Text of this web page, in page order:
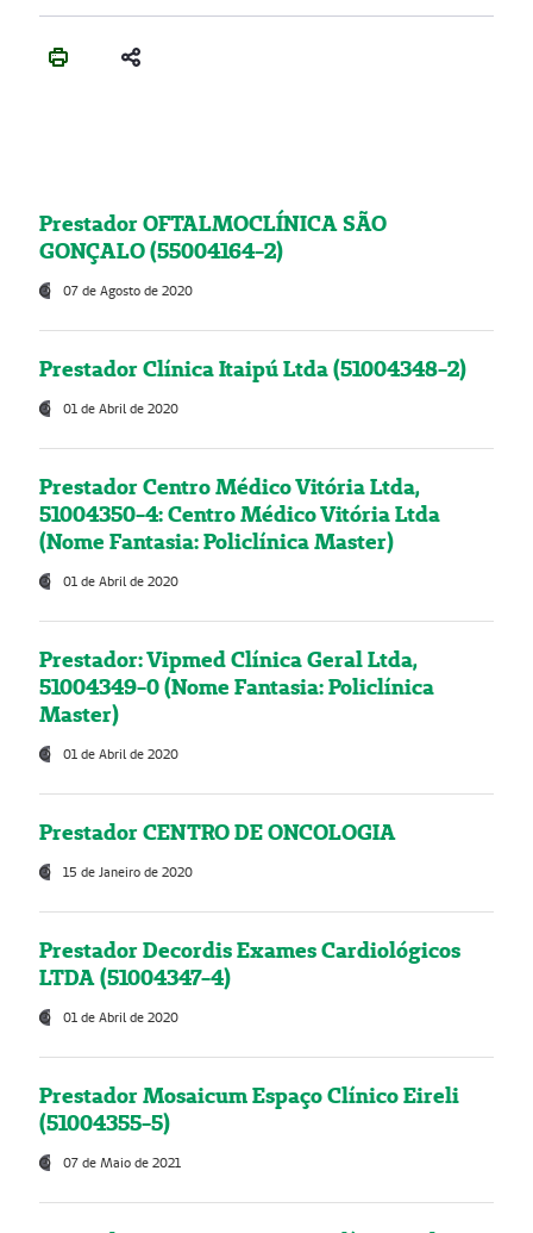
Prestador OFTALMOCLÍNICA SÃO
GONÇALO (55004164-2)
07 de Agosto de 2020
Prestador Clínica Itaipú Ltda (51004348-2)
01 de Abril de 2020
Prestador Centro Médico Vitória Ltda,
51004350-4: Centro Médico Vitória Ltda
(Nome Fantasia: Policlínica Master)
01 de Abril de 2020
Prestador: Vipmed Clínica Geral Ltda,
51004349-0 (Nome Fantasia: Policlínica
Master)
01 de Abril de 2020
Prestador CENTRO DE ONCOLOGIA
15 de Janeiro de 2020
Prestador Decordis Exames Cardiológicos
LTDA (51004347-4)
01 de Abril de 2020
Prestador Mosaicum Espaço Clínico Eireli
(51004355-5)
07 de Maio de 2021